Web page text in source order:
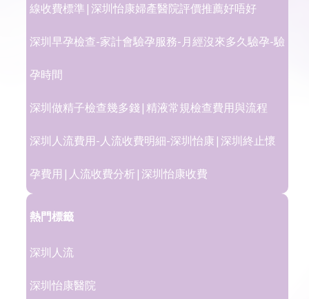
線收費標準|深圳怡康婦產醫院評價推薦好唔好
深圳早孕檢查-家計會驗孕服務-月經沒來多久驗孕-驗
孕時間
深圳做精子檢查幾多錢|精液常規檢查費用與流程
深圳人流費用-人流收費明細-深圳怡康|深圳終止懷
孕費用|人流收費分析|深圳怡康收費
熱門標籤
深圳人流
深圳怡康醫院